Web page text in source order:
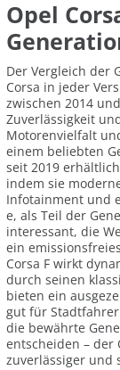
Opel
Der Vergleich der
Corsa in jeder
zwischen 2014
Zuverlässigkeit
Motorenvielfalt
einem beliebten
seit 2019
indem sie
Infotainment und
e, als Teil der
interessant, die
ein
Corsa F wirkt
durch seinen
bieten ein
gut für
die bewährte
entscheiden – der
zuverlässiger und